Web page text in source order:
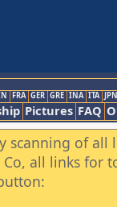
FRA GER GRE INA ITA JPN
Pictures FAQ
scanning of all
all links for